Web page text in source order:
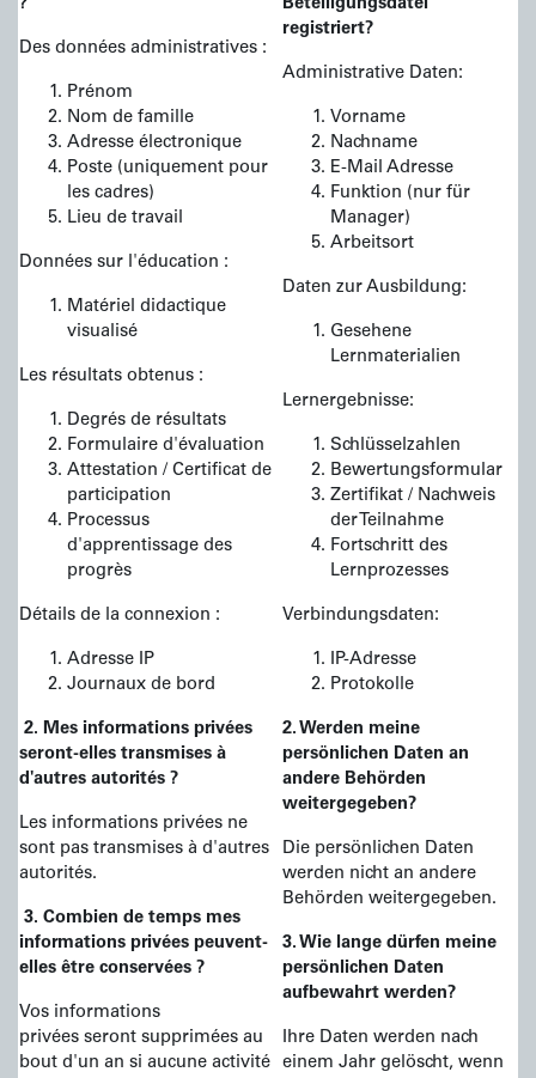
?
Des données administratives :
Prénom
Nom de famille
Adresse électronique
Poste (uniquement pour
les cadres)
Lieu de travail
Données sur l'éducation :
Matériel didactique
visualisé
Les résultats obtenus :
Degrés de résultats
Formulaire d'évaluation
Attestation / Certificat de
participation
Processus
d'apprentissage des
progrès
Détails de la connexion :
Adresse IP
Journaux de bord
2. Mes informations privées
seront-elles transmises à
d'autres autorités ?
Les informations privées ne
sont pas transmises à d'autres
autorités.
3. Combien de temps mes
informations privées peuvent-
elles être conservées ?
Vos informations
privées seront supprimées au
bout d'un an si aucune activité
Beteiligungsdatei
registriert?
Administrative Daten:
Vorname
Nachname
E-Mail Adresse
Funktion (nur für
Manager)
Arbeitsort
Daten zur Ausbildung:
Gesehene
Lernmaterialien
Lernergebnisse:
Schlüsselzahlen
Bewertungsformular
Zertifikat / Nachweis
der Teilnahme
Fortschritt des
Lernprozesses
Verbindungsdaten:
IP-Adresse
Protokolle
2. Werden meine
persönlichen Daten an
andere Behörden
weitergegeben?
Die persönlichen Daten
werden nicht an andere
Behörden weitergegeben.
3. Wie lange dürfen meine
persönlichen Daten
aufbewahrt werden?
Ihre Daten werden nach
einem Jahr gelöscht, wenn